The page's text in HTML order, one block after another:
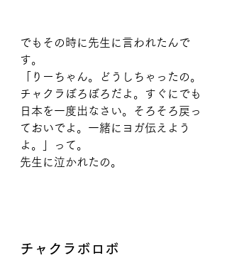
でもその時に先生に言われたんで
す。
「りーちゃん。どうしちゃったの。
チャクラぼろぼろだよ。すぐにでも
日本を一度出なさい。そろそろ戻っ
ておいでよ。一緒にヨガ伝えよう
よ。」って。
先生に泣かれたの。
チャクラボロボ